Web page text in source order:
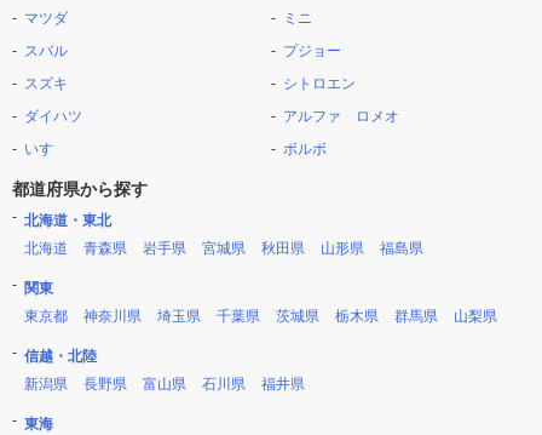
マツダ
スバル
スズキ
ダイハツ
いすゞ
ミニ
プジョー
シトロエン
アルファ ロメオ
ボルボ
都道府県から探す
北海道・東北
北海道
青森県 岩手県 宮城県 秋田県 山形県 福島県
関東
東京都
神奈川県 埼玉県 千葉県 茨城県 栃木県 群馬県 山梨県
信越・北陸
新潟県
長野県 富山県 石川県 福井県
東海